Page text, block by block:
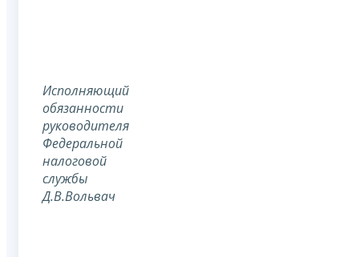
Исполняющий
обязанности
руководителя
Федеральной
налоговой
службы
Д.В.Вольвач